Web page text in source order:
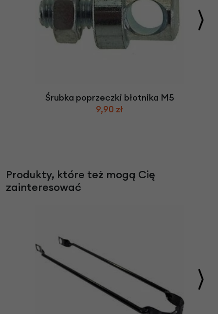
Śrubka poprzeczki błotnika M5
9,90 zł
Produkty, które też mogą Cię
zainteresować